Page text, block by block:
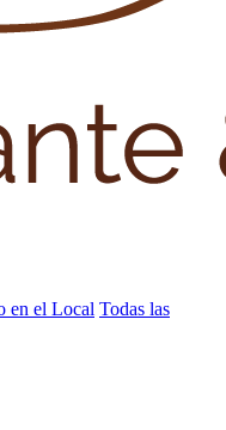
en el Local Todas las